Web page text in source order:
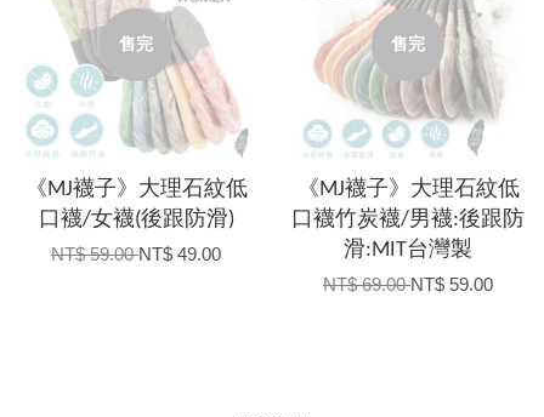
售完
《MJ襪子》大理石紋低
口襪/女襪(後跟防滑)
NT$ 59.00NT$ 49.00
售完
《MJ襪子》大理石紋低
口襪竹炭襪/男襪:後跟防
滑:MIT台灣製
NT$ 69.00NT$ 59.00